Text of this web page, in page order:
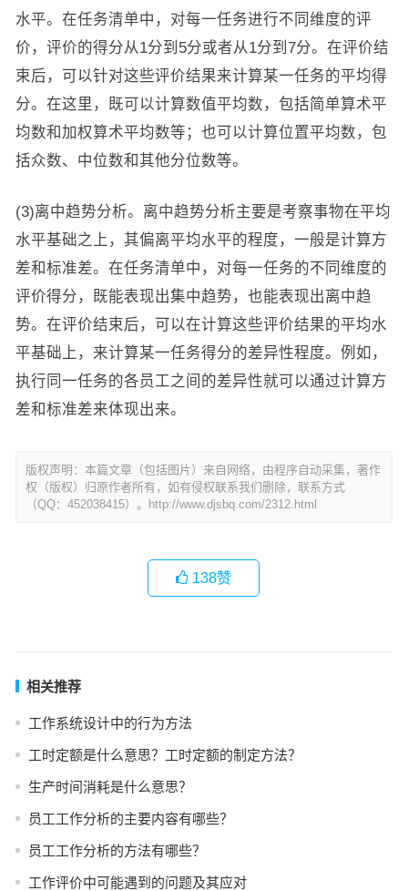
水平。在任务清单中，对每一任务进行不同维度的评
价，评价的得分从1分到5分或者从1分到7分。在评价结
束后，可以针对这些评价结果来计算某一任务的平均得
分。在这里，既可以计算数值平均数，包括简单算术平
均数和加权算术平均数等；也可以计算位置平均数，包
括众数、中位数和其他分位数等。
(3)离中趋势分析。离中趋势分析主要是考察事物在平均
水平基础之上，其偏离平均水平的程度，一般是计算方
差和标准差。在任务清单中，对每一任务的不同维度的
评价得分，既能表现出集中趋势，也能表现出离中趋
势。在评价结束后，可以在计算这些评价结果的平均水
平基础上，来计算某一任务得分的差异性程度。例如，
执行同一任务的各员工之间的差异性就可以通过计算方
差和标准差来体现出来。
版权声明：本篇文章（包括图片）来自网络，由程序自动采集，著作
权（版权）归原作者所有，如有侵权联系我们删除，联系方式
（QQ：452038415）。http://www.djsbq.com/2312.html
138赞
相关推荐
工作系统设计中的行为方法
工时定额是什么意思？工时定额的制定方法？
生产时间消耗是什么意思？
员工工作分析的主要内容有哪些？
员工工作分析的方法有哪些？
工作评价中可能遇到的问题及其应对